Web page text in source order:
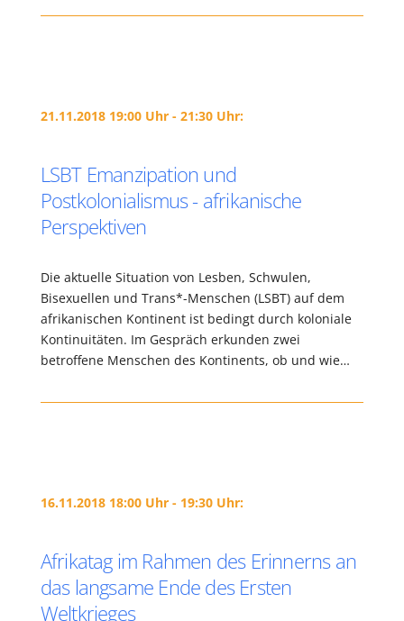
21.11.2018 19:00 Uhr - 21:30 Uhr:
LSBT Emanzipation und
Postkolonialismus - afrikanische
Perspektiven
Die aktuelle Situation von Lesben, Schwulen,
Bisexuellen und Trans*-Menschen (LSBT) auf dem
afrikanischen Kontinent ist bedingt durch koloniale
Kontinuitäten. Im Gespräch erkunden zwei
betroffene Menschen des Kontinents, ob und wie…
16.11.2018 18:00 Uhr - 19:30 Uhr:
Afrikatag im Rahmen des Erinnerns an
das langsame Ende des Ersten
Weltkrieges